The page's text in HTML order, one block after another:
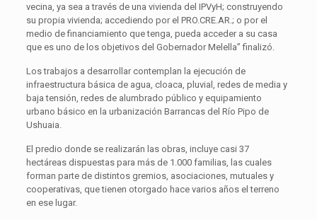
vecina, ya sea a través de una vivienda del IPVyH; construyendo
su propia vivienda; accediendo por el PRO.CRE.AR.; o por el
medio de financiamiento que tenga, pueda acceder a su casa
que es uno de los objetivos del Gobernador Melella” finalizó.
Los trabajos a desarrollar contemplan la ejecución de
infraestructura básica de agua, cloaca, pluvial, redes de media y
baja tensión, redes de alumbrado público y equipamiento
urbano básico en la urbanización Barrancas del Río Pipo de
Ushuaia.
El predio donde se realizarán las obras, incluye casi 37
hectáreas dispuestas para más de 1.000 familias, las cuales
forman parte de distintos gremios, asociaciones, mutuales y
cooperativas, que tienen otorgado hace varios años el terreno
en ese lugar.